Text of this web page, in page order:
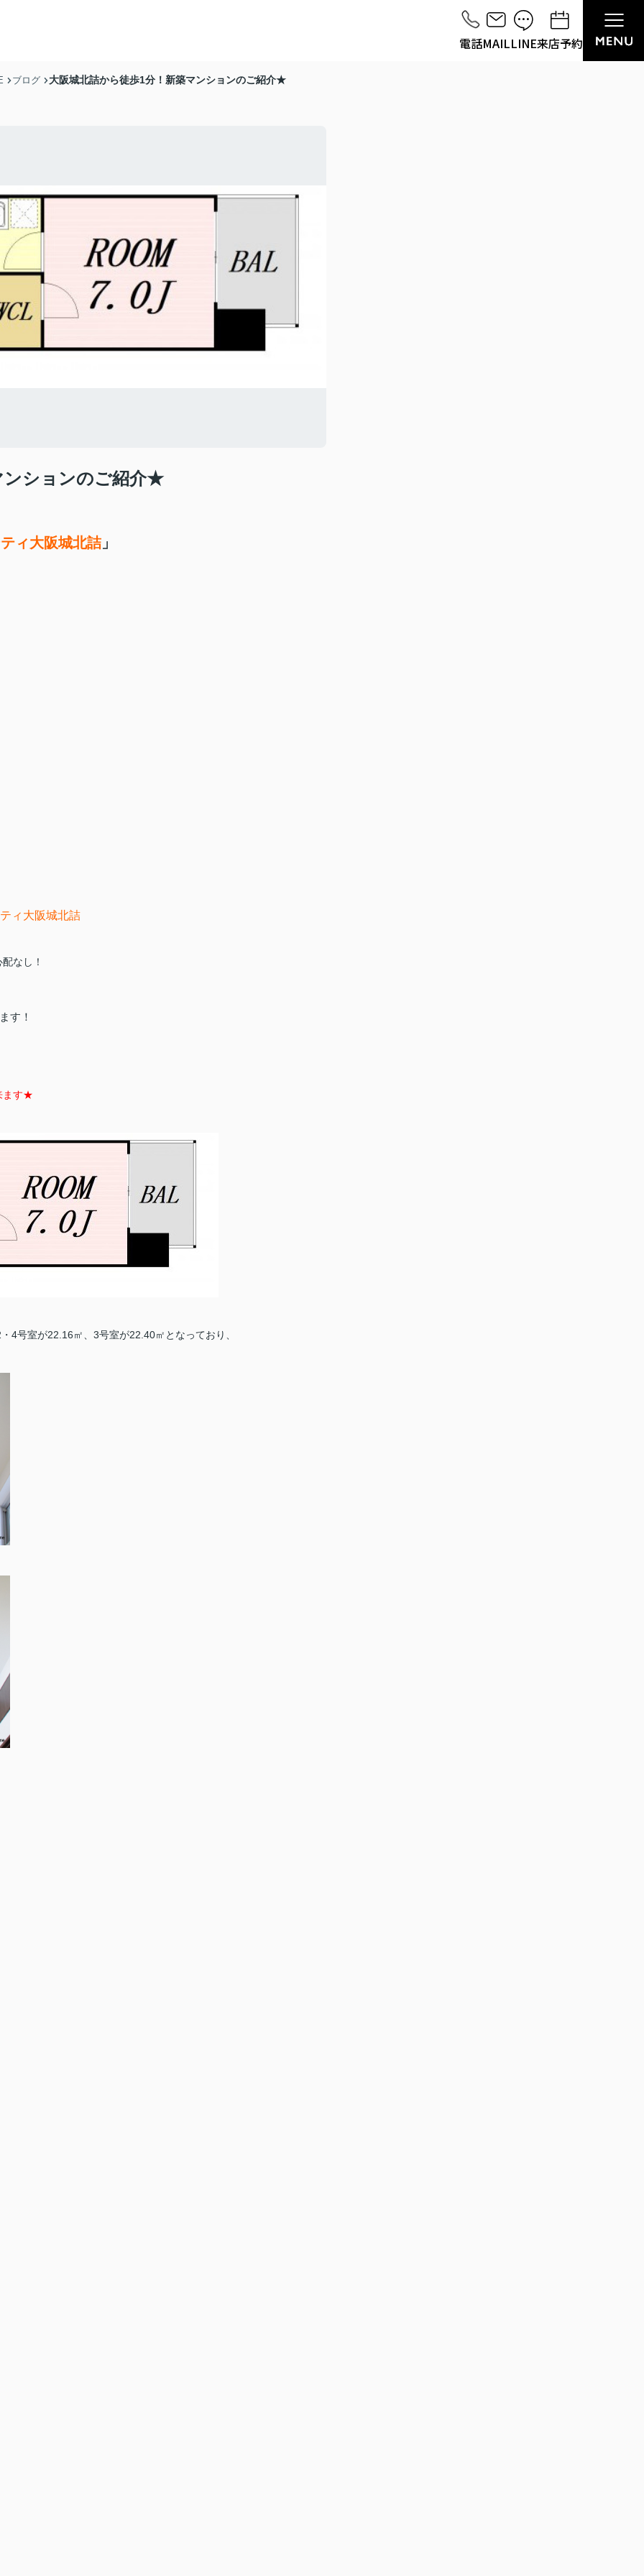
電話MAILLINE来店予約
ブログ 大阪城北詰から徒歩1分！新築マンションのご紹介★
ンションのご紹介★
ィ大阪城北詰 」
ィ大阪城北詰
なし！
す！
ます★
4号室が22.16㎡、3号室が22.40㎡となっており、